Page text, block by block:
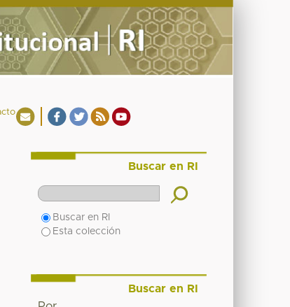
Buscar en RI
Buscar en RI
Esta colección
Buscar en RI